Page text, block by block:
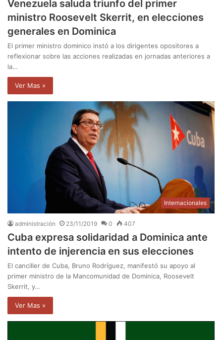
Venezuela saluda triunfo del primer
ministro Roosevelt Skerrit, en elecciones
generales en Dominica
El primer ministro dominico instó a los dirigentes opositores a
reflexionar sobre las acciones realizadas en jornadas anteriores a
la…
Ver Mas »
Internacionales
administración 23/11/2019 0 407
Cuba expresa solidaridad a Dominica ante
intento de injerencia en sus elecciones
El canciller de Cuba, Bruno Rodríguez, manifestó su apoyo al
primer ministro de la Mancomunidad de Dominica, Roosevelt
Skerrit, y…
Ver Mas »